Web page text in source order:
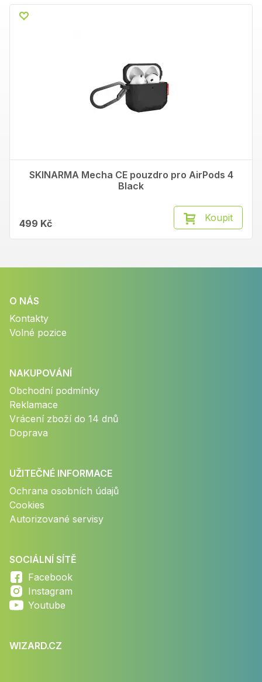
SKINARMA Mecha CE pouzdro pro AirPods 4
Black
499 Kč Koupit
O NÁS
Kontakty
Volné pozice
NAKUPOVÁNÍ
Obchodní podmínky
Reklamace
Vrácení zboží do 14 dnů
Doprava
UŽITEČNÉ INFORMACE
Ochrana osobních údajů
Cookies
Autorizované servisy
SOCIÁLNÍ SÍTĚ
Facebook
Instagram
Youtube
WIZARD.CZ